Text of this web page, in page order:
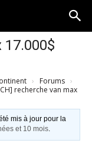
17.000$
› Forums ›
recherche van max
mis à jour pour la
et 10 mois.